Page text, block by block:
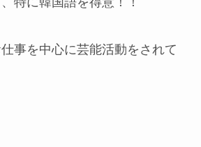
事を中心に芸能活動をされて